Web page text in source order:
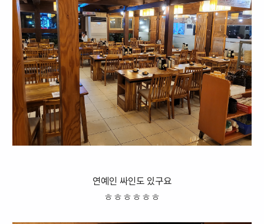
연예인 싸인도 있구요
ㅎㅎㅎㅎㅎㅎ